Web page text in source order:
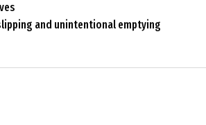
and unintentional emptying